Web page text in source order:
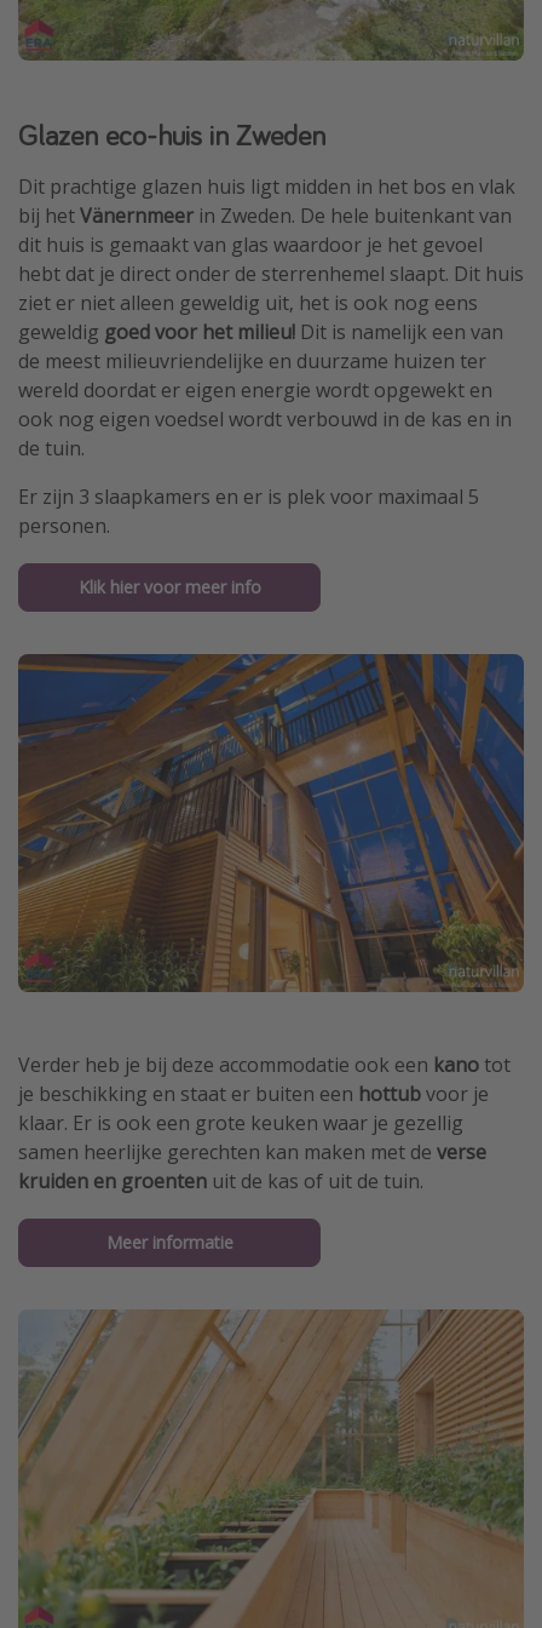
Glazen eco-huis in Zweden
Dit prachtige glazen huis ligt midden in het bos en vlak
bij hetVänernmeer in Zweden. De hele buitenkant van
dit huis is gemaakt van glas waardoor je het gevoel
hebt dat je direct onder de sterrenhemel slaapt. Dit huis
ziet er niet alleen geweldig uit, het is ook nog eens
geweldig goed voor het milieu! Dit is namelijk een van
de meest milieuvriendelijke en duurzame huizen ter
wereld doordat er eigen energie wordt opgewekt en
ook nog eigen voedsel wordt verbouwd in de kas en in
de tuin.
Er zijn 3 slaapkamers en er is plek voor maximaal 5
personen.
Klik hier voor meer info
Verder heb je bij deze accommodatie ook een kano tot
je beschikking en staat er buiten een hottubvoor je
klaar. Er is ook een grote keuken waar je gezellig
samen heerlijke gerechten kan maken met de verse
kruiden en groenten uit de kas of uit de tuin.
Meer informatie